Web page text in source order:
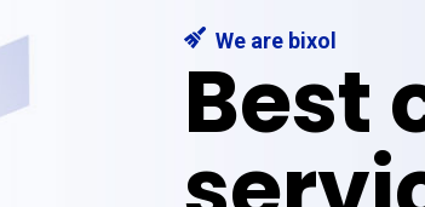
Best
We are bixol